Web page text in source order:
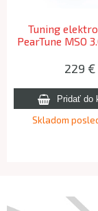
Tuning
PearTune MSO
229 €
Skladom